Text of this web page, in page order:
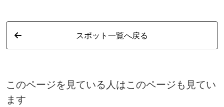
スポット一覧へ戻る
このページを見ている人はこのページも見てい
ます